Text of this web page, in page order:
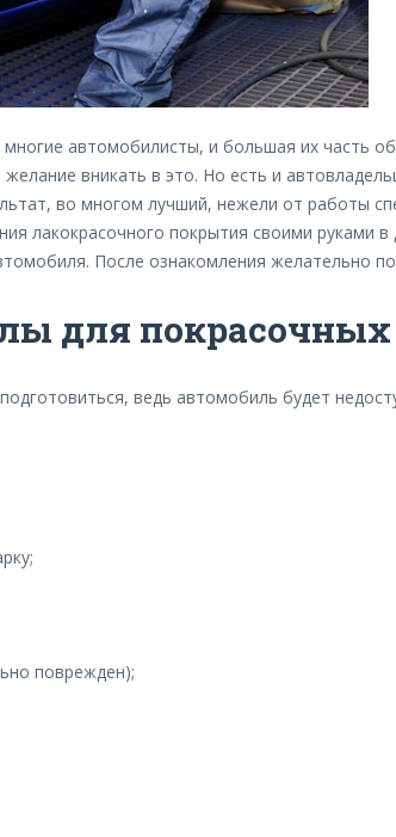
автомобилисты, и большая их часть
вникать в это. Но есть и
во многом лучший, нежели от работы
лакокрасочного покрытия своими руками
После ознакомления желательно
для покрасочных
ведь автомобиль будет
поврежден);